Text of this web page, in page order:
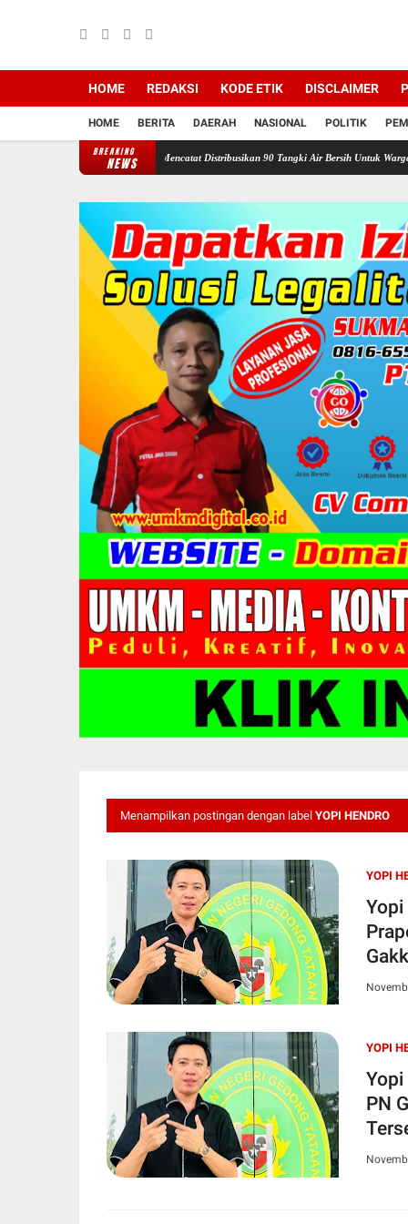
HOME REDAKSI KODE ETIK DISCLAIMER
HOME BERITA DAERAH NASIONAL POLITIK
BREAKING
NEWS
Ganefo Tangen Mencatat Distribusikan 90 Tangki Air Bersih Untuk Warga
Menampilkan postingan dengan label YOPI HENDRO
YOPI
YOPI
Yopi
PN